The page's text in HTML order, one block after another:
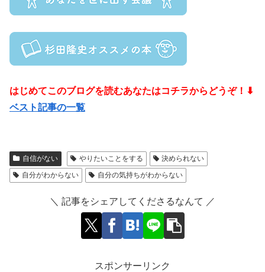
はじめてこのブログを読むあなたはコチラからどうぞ！⬇
ベスト記事の一覧
自信がない やりたいことをする
決められない
自分がわからない
自分の気持ちがわからない
＼ 記事をシェアしてくださるなんて ／
スポンサーリンク